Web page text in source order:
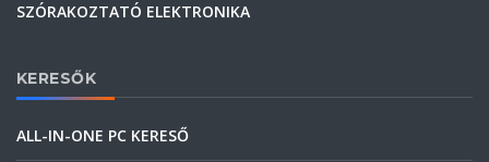
SZÓRAKOZTATÓ ELEKTRONIKA
KERESŐK
ALL-IN-ONE PC KERESŐ